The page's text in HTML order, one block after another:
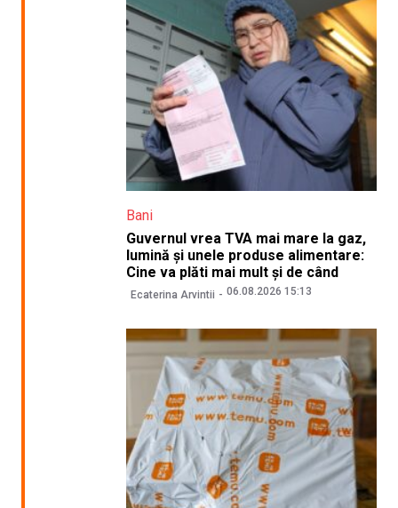
Bani
Guvernul vrea TVA mai mare la gaz,
lumină și unele produse alimentare:
Cine va plăti mai mult și de când
Ecaterina Arvintii 06.08.2026 15:13